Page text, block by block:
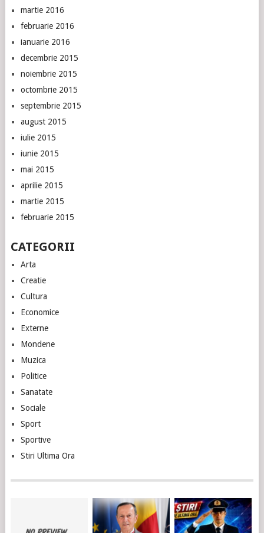
martie 2016
februarie 2016
ianuarie 2016
decembrie 2015
noiembrie 2015
octombrie 2015
septembrie 2015
august 2015
iulie 2015
iunie 2015
mai 2015
aprilie 2015
martie 2015
februarie 2015
CATEGORII
Arta
Creatie
Cultura
Economice
Externe
Mondene
Muzica
Politice
Sanatate
Sociale
Sport
Sportive
Stiri Ultima Ora